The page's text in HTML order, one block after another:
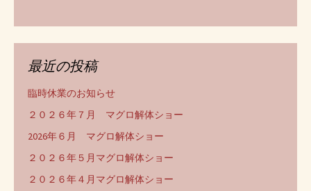
最近の投稿
臨時休業のお知らせ
２０２６年７月 マグロ解体ショー
2026年６月 マグロ解体ショー
２０２６年５月マグロ解体ショー
２０２６年４月マグロ解体ショー